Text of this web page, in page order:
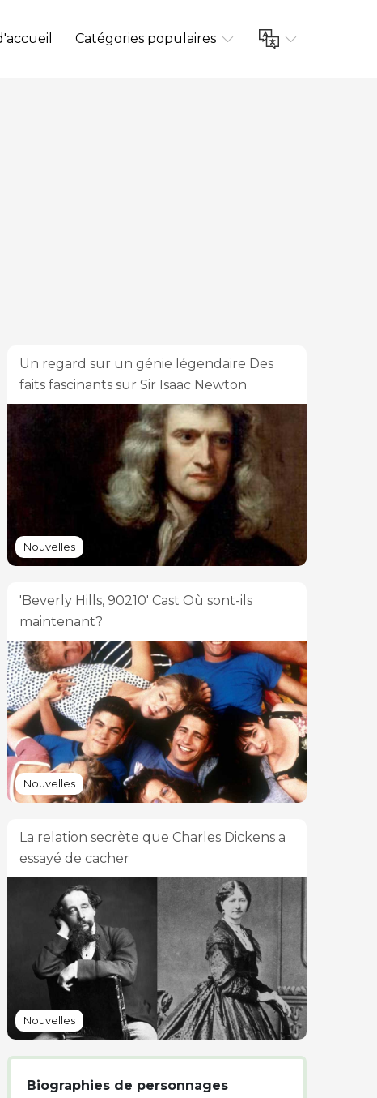
Catégories populaires
Un regard sur un génie légendaire Des
faits fascinants sur Sir Isaac Newton
Nouvelles
'Beverly Hills, 90210' Cast Où sont-ils
maintenant?
Nouvelles
La relation secrète que Charles Dickens a
essayé de cacher
Nouvelles
Biographies de personnages